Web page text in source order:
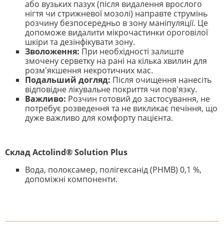
або вузьких пазух (після видалення врослого
нігтя чи стрижневої мозолі) направте струмінь
розчину безпосередньо в зону маніпуляції. Це
допоможе видалити мікрочастинки ороговілої
шкіри та дезінфікувати зону.
Зволоження: При необхідності залиште
змочену серветку на рані на кілька хвилин для
розм'якшення некротичних мас.
Подальший догляд: Після очищення нанесіть
відповідне лікувальне покриття чи пов'язку.
Важливо: Розчин готовий до застосування, не
потребує розведення та не викликає печіння, що
дуже важливо для комфорту пацієнта.
Склад Actolind® Solution Plus
Вода, полоксамер, полігексанід (PHMB) 0,1 %,
допоміжні компоненти.
На даний час немає відгуків. Ви